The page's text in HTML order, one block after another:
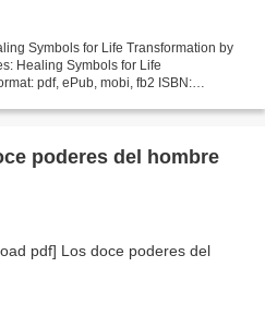
Symbols for Life Transformation by
Healing Symbols for Life
pdf, ePub, mobi, fb2 ISBN:
poderes del hombre